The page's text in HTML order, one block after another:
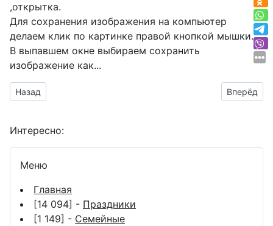
,открытка.
Для сохранения изображения на компьютер
делаем клик по картинке правой кнопкой мышки.
В выпавшем окне выбираем сохранить
изображение как...
Предыдущий материал: День генерального директора
Назад Вперёд
Интересно:
Меню
Главная
[14 094] - Праздники
[1 149] - Семейные